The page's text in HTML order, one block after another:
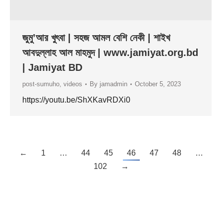
জুমু’আর খুৎবা | সহজ আমল বেশি নেকী | শাইখ
আবদুল্লাহ আল মাহমুদ | www.jamiyat.org.bd
| Jamiyat BD
post-sumuho, videos By jamadmin October 5, 2023
https://youtu.be/ShXKavRDXi0
← 1 … 44 45 46 47 48
…
102
→